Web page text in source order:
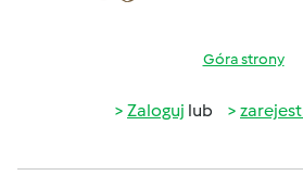
Góra strony
Zaloguj lub